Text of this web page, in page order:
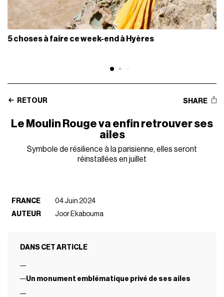
5 choses à faire ce week-end à Hyères
RETOUR SHARE
Le Moulin Rouge va enfin retrouver ses
ailes
Symbole de résilience à la parisienne, elles seront
réinstallées en juillet